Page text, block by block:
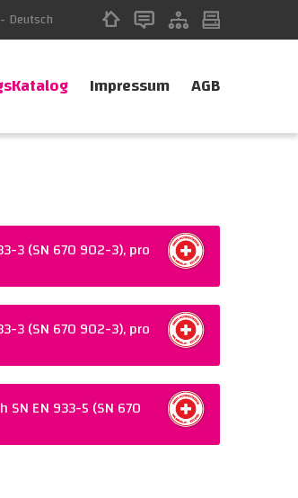
- Deutsch
Impressum AGB
3 (SN 670 902-3), pro
Warenkorb legen
3 (SN 670 902-3), pro
Warenkorb legen
EN 933-5 (SN 670